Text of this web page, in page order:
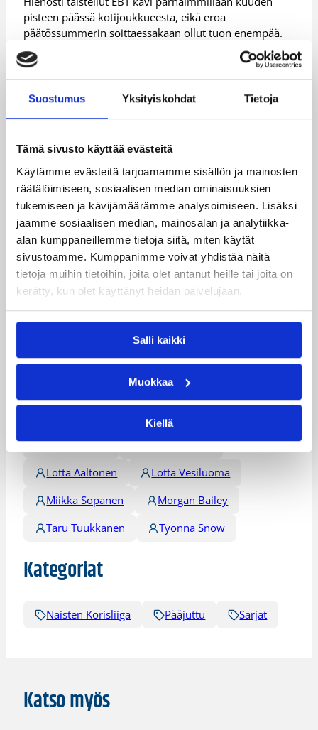
Suostumus Yksityiskohdat Tietoja
Tämä sivusto käyttää evästeitä
Käytämme evästeitä tarjoamamme sisällön ja mainosten
räätälöimiseen, sosiaalisen median ominaisuuksien
tukemiseen ja kävijämäärämme analysoimiseen. Lisäksi
jaamme sosiaalisen median, mainosalan ja analytiikka-
alan kumppaneillemme tietoja siitä, miten käytät
sivustoamme. Kumppanimme voivat yhdistää näitä
tietoja muihin tietoihin, joita olet antanut heille tai joita on
kerätty, kun olet käyttänyt heidän palvelujaan.
Salli kaikki
Muokkaa
Kiellä
pisteen päässä kotijoukkueesta, eikä eroa
päätössummerin soittaessakaan ollut tuon enempää.
Catz piti mestarin rutiinilla hermonsa ja sarjapisteet
jäivät Lappeenrantaan 86-80 -kotivoiton ansiosta.
Chandrea Jones (30/9/5/4 riistoa), vahvaa alkukautta
pelaava Ariel Massengale (18/7/3) sekä 12 pistettä
Äijänen.
Vierailija EBT:n riveistä parasta osaamistaan esittivät
hienon ottelun pelannut takamies Lotta Vesiluoma
(13/7/4), sekä 20 pistettä naiseen heittäneet Lotta
Aaltonen (20/9/7/3 riistoa) ja Morgan Bailey (20/9).
Ottelutilastot:Catz – EBT
Päivitetty22.10.2016
Bria Goss
Henna Salomaa
Heta Äijänen
Kiana Johnson
Lotta Aaltonen
Lotta Vesiluoma
Miikka Sopanen
Morgan Bailey
Taru Tuukkanen
Tyonna Snow
Kategoriat
Naisten Korisliiga Pääjuttu Sarjat
Katso myös